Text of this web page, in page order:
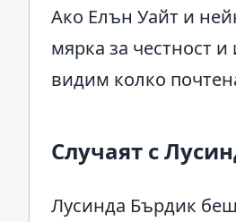
Ако Елън Уайт и
мярка за честност
видим колко
Случаят с
Лусинда Бърдик